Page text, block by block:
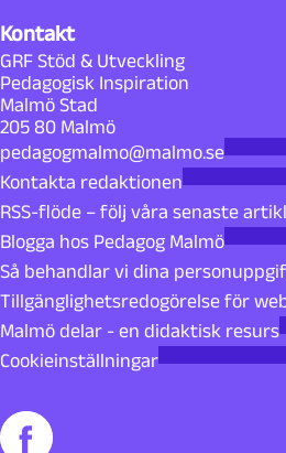
Kontakt
GRF Stöd & Utveckling
Pedagogisk Inspiration
Malmö Stad
205 80 Malmö
pedagogmalmo@malmo.se
Kontakta redaktionen
RSS-flöde – följ våra senaste
Blogga hos Pedagog Malmö
Så behandlar vi dina
Tillgänglighetsredogörelse för
Malmö delar - en didaktisk resurs
Cookieinställningar